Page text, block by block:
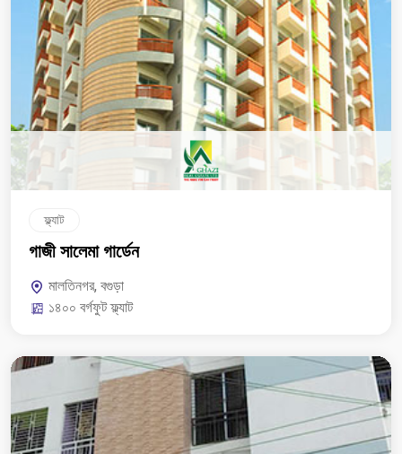
ফ্ল্যাট
গাজী সালেমা গার্ডেন
মালতিনগর, বগুড়া
১৪০০ বর্গফুট ফ্ল্যাট